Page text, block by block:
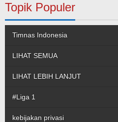
Topik Populer
Timnas Indonesia
LIHAT SEMUA
LIHAT LEBIH LANJUT
#Liga 1
kebijakan privasi